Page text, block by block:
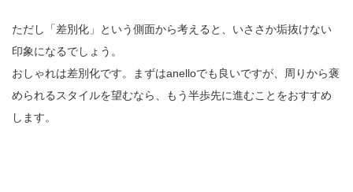
ただし「差別化」という側面から考えると、いささか垢抜けない
印象になるでしょう。
おしゃれは差別化です。まずはanelloでも良いですが、周りから褒
められるスタイルを望むなら、もう半歩先に進むことをおすすめ
します。